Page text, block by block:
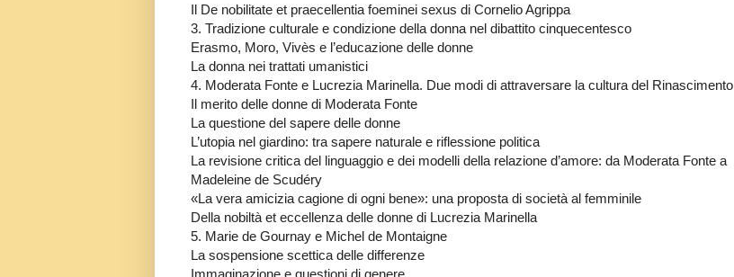
Il De nobilitate et praecellentia foeminei sexus di Cornelio Agrippa
3. Tradizione culturale e condizione della donna nel dibattito cinquecentesco
Erasmo, Moro, Vivès e l’educazione delle donne
La donna nei trattati umanistici
4. Moderata Fonte e Lucrezia Marinella. Due modi di attraversare la cultura del Rinascimento
Il merito delle donne di Moderata Fonte
La questione del sapere delle donne
L’utopia nel giardino: tra sapere naturale e riflessione politica
La revisione critica del linguaggio e dei modelli della relazione d’amore: da Moderata Fonte a
Madeleine de Scudéry
«La vera amicizia cagione di ogni bene»: una proposta di società al femminile
Della nobiltà et eccellenza delle donne di Lucrezia Marinella
5. Marie de Gournay e Michel de Montaigne
La sospensione scettica delle differenze